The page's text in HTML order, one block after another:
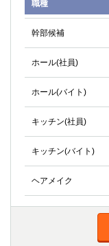
職種
幹部候補
ホール(社員)
ホール(バイト)
キッチン(社員)
キッチン(バイト)
ヘアメイク